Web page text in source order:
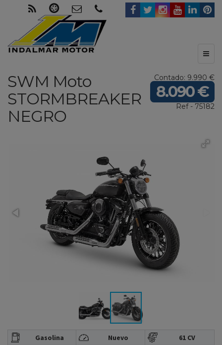
Contado: 9.990 €
8.090 €
Ref - 75182
SWM Moto
STORMBREAKER
NEGRO
Gasolina Nuevo
61 CV